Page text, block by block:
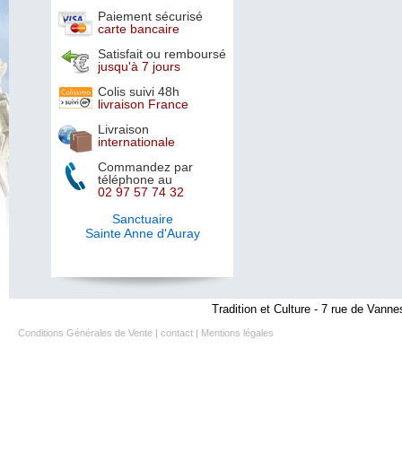
Paiement sécurisé
carte bancaire
Satisfait ou remboursé
jusqu'à 7 jours
Colis suivi 48h
livraison France
Livraison
internationale
Commandez par
téléphone au
02 97 57 74 32
Sanctuaire
Sainte Anne d'Auray
Tradition et Culture - 7 rue de
Conditions Générales de Vente | contact | Mentions légales